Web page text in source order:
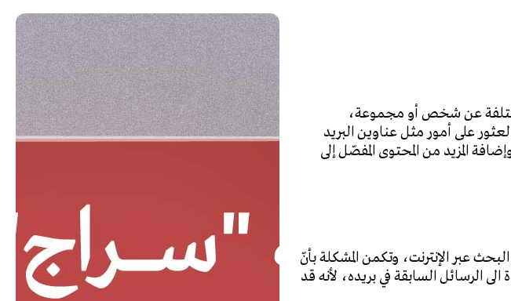
عن شخص أو مجموعة،
على أمور مثل عناوين البريد
المزيد من المحتوى المفصّل إلى
عبر الإنترنت، وتكمن المشكلة بأنّ
الرسائل السابقة في بريده، لأنه قد